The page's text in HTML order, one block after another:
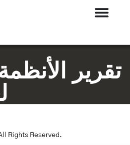
تقرير
Rights Reserved.